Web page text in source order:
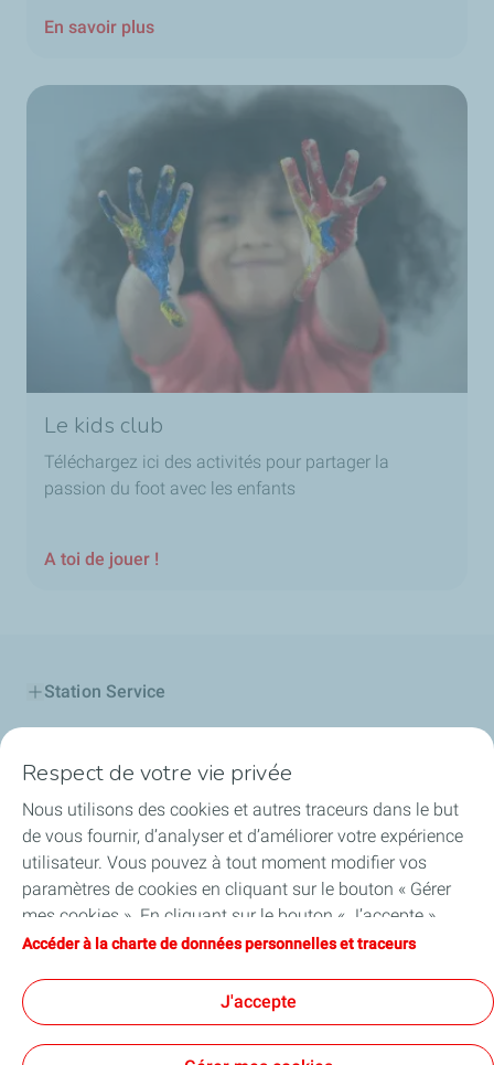
En savoir plus
Le kids club
Téléchargez ici des activités pour partager la
passion du foot avec les enfants
A toi de jouer !
Station Service
Carte TotalEnergies
Professionnels
Contact
Startupper de l'Année
Respect de votre vie privée
Nous utilisons des cookies et autres traceurs dans le but
de vous fournir, d’analyser et d’améliorer votre expérience
utilisateur. Vous pouvez à tout moment modifier vos
paramètres de cookies en cliquant sur le bouton « Gérer
mes cookies ». En cliquant sur le bouton « J’accepte »,
vous acceptez le dépôt de l’ensemble des cookies. Dans le
techniques nécessaires au bon fonctionnement du site
seront utilisés. Pour plus d’informations, vous pouvez
consulter la page « Charte de données personnelles et
Accéder à la charte de données personnelles et traceurs
J'accepte